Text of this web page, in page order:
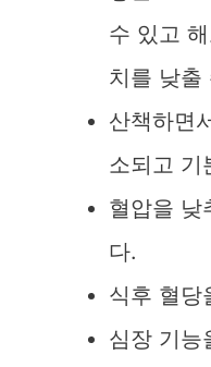
수 있고
치를 낮출
산책하면
소되고 기
혈압을 낮
다.
식후 혈당
심장 기능